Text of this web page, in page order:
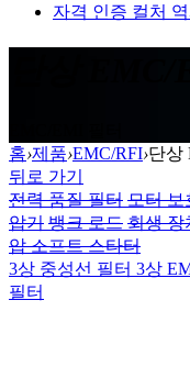
자격 인증 컬처
홈›제품›EMC/RFI›단상
뒤로 가기
전력 품질 필터 모터 보
압기 뱅크 로드 회생 장
압 소프트 스타터
3상 중성선 필터 3상
필터